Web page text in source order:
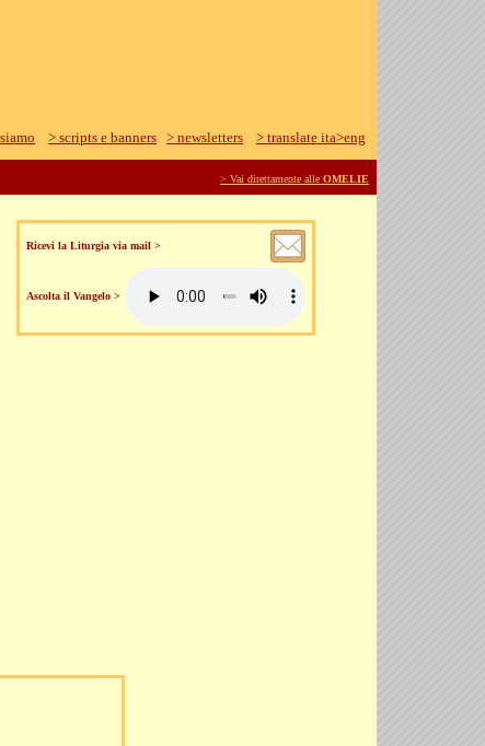
> scripts e banners > newsletters > translate ita>eng
> Vai direttamente alle OMELIE
Ricevi la Liturgia via mail >
Ascolta il Vangelo >